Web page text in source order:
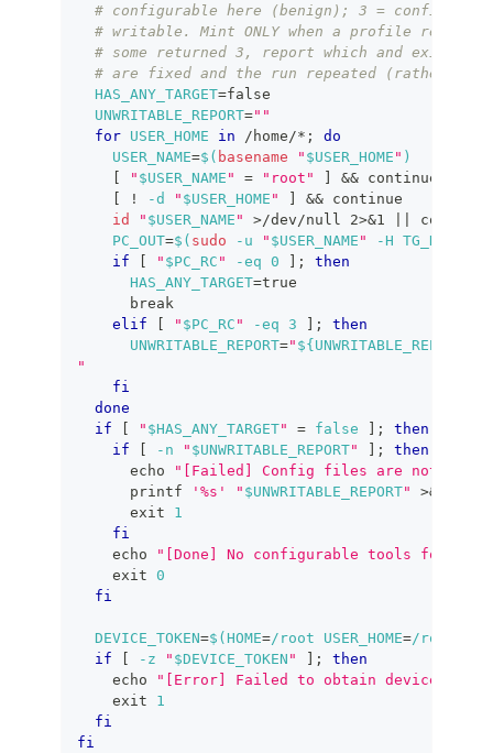
# configurable here (benign); 3 =
# writable. Mint ONLY when a profile
# some returned 3, report which and exit
# are fixed and the run repeated (rather
HAS_ANY_TARGET=false
UNWRITABLE_REPORT=""
for USER_HOME in /home/* ;
do
USER_NAME=$( basename " $USER_HOME " )
" $USER_NAME " = "root" && continue
! -d " $USER_HOME " && continue
id
" $USER_NAME " >/dev/null 2>&1
continue
PC_OUT=$( sudo -u " $USER_NAME " -H
if
" $PC_RC " -eq 0 ;
then
HAS_ANY_TARGET=true
break
elif
" $PC_RC " -eq 3 ;
then
UNWRITABLE_REPORT=" ${UNWRITABLE_REPORT}
"
fi
done
if
" $HAS_ANY_TARGET" = false ;
then
if
-n " $UNWRITABLE_REPORT" ;
then
echo
"[Failed] Config files are not
printf
'%s' " $UNWRITABLE_REPORT" >&2
exit
1
fi
echo
"[Done] No configurable tools found
exit 0
fi
DEVICE_TOKEN=$( HOME=/root USER_HOME=/root
if
-z " $DEVICE_TOKEN " ;
then
echo
"[Error] Failed to obtain device
exit
1
fi
fi